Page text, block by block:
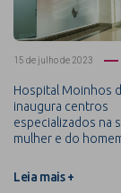
15 de julho de 2023
Hospital Moinhos
inaugura centros
especializados na
mulher e do
Leia mais +